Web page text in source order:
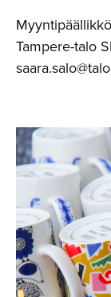
Myyntipäällikkö
Tampere-talo
Avaa
kuva
galleriassa: